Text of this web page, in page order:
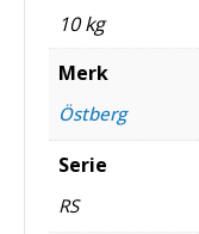
10 kg
Merk
Östberg
Serie
RS